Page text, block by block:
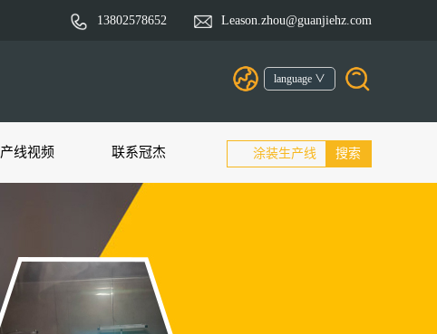
13802578652 Leason.zhou@guanjiehz.com
language ∨
产线视频 联系冠杰